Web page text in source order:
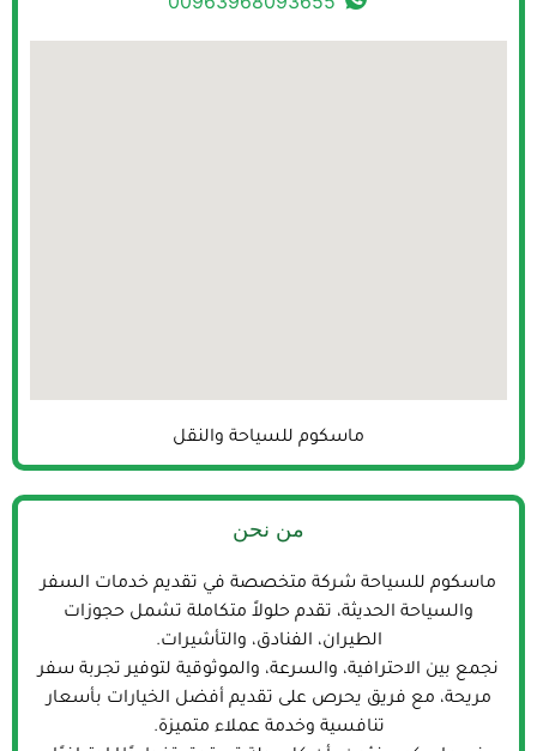
ماسكوم للسياحة والنقل
من نحن
ماسكوم للسياحة شركة متخصصة في تقديم خدمات السفر
والسياحة الحديثة، تقدم حلولاً متكاملة تشمل حجوزات
الطيران، الفنادق، والتأشيرات.
نجمع بين الاحترافية، والسرعة، والموثوقية لتوفير تجربة سفر
مريحة، مع فريق يحرص على تقديم أفضل الخيارات بأسعار
تنافسية وخدمة عملاء متميزة.